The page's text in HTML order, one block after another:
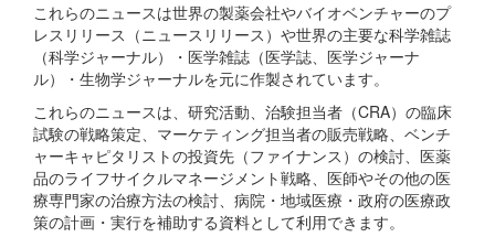
これらのニュースは世界の製薬会社やバイオベンチャーのプ
レスリリース（ニュースリリース）や世界の主要な科学雑誌
（科学ジャーナル）・医学雑誌（医学誌、医学ジャーナ
ル）・生物学ジャーナルを元に作製されています。
これらのニュースは、研究活動、治験担当者（CRA）の臨床
試験の戦略策定、マーケティング担当者の販売戦略、ベンチ
ャーキャピタリストの投資先（ファイナンス）の検討、医薬
品のライフサイクルマネージメント戦略、医師やその他の医
療専門家の治療方法の検討、病院・地域医療・政府の医療政
策の計画・実行を補助する資料として利用できます。